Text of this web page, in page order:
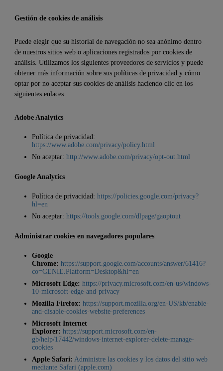
Gestión de cookies de análisis
Puede elegir que su historial de navegación no sea anónimo dentro
de nuestros sitios web o aplicaciones registrados por cookies de
análisis. Utilizamos los siguientes proveedores de servicios y puede
obtener más información sobre sus políticas de privacidad y cómo
optar por no aceptar sus cookies de análisis haciendo clic en los
siguientes enlaces:
Adobe Analytics
Política de privacidad:
https://www.adobe.com/privacy/policy.html
No aceptar: http://www.adobe.com/privacy/opt-out.html
Google Analytics
Política de privacidad: https://policies.google.com/privacy?
hl=en
No aceptar: https://tools.google.com/dlpage/gaoptout
Administrar cookies en navegadores populares
Google
Chrome: https://support.google.com/accounts/answer/61416?
co=GENIE.Platform=Desktop&hl=en
Microsoft Edge: https://privacy.microsoft.com/en-us/windows-
10-microsoft-edge-and-privacy
Mozilla Firefox: https://support.mozilla.org/en-US/kb/enable-
and-disable-cookies-website-preferences
Microsoft Internet
Explorer: https://support.microsoft.com/en-
gb/help/17442/windows-internet-explorer-delete-manage-
cookies
Apple Safari: Administre las cookies y los datos del sitio web
mediante Safari (apple.com)